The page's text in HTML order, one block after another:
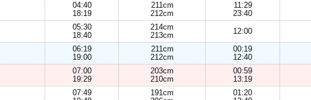
04:40
18:19
211cm
212cm
11:29
23:40
05:30
18:40
214cm
213cm
12:00
06:19
19:00
211cm
212cm
00:19
12:40
07:00
19:29
203cm
210cm
00:59
13:19
07:49
191cm
01:20